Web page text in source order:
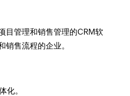
目管理和销售管理的CRM软
销售流程的企业。
化。